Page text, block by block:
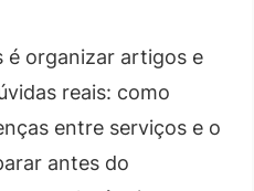
é organizar artigos e
reais: como
entre serviços e o
antes do